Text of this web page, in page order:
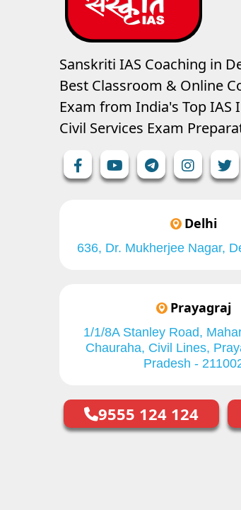
Sanskriti IAS Coaching in
Best Classroom & Online
Exam from India's Top
Civil Services Exam
Delhi
636, Dr. Mukherjee Nagar,
Prayagraj
1/1/8A Stanley Road,
Chauraha, Civil Lines,
Pradesh -
9555 124 124